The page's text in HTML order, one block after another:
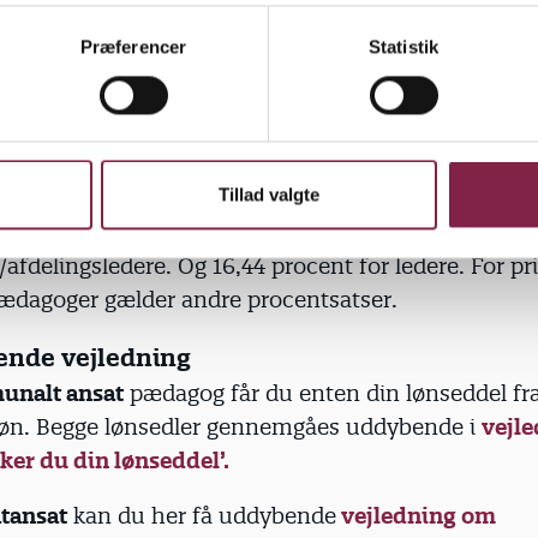
Præferencer Statistik
Tillad valgte
del af din løn op til pension. Arbejdsgiveren
på lønsedlen skal svare til din
og støttepædagoger. 15,01 procent for
forebyggende og dagbehandlende område. 15,42
særlige stillinger. 14,37 procent for stedfortrædere
Og 16,44 procent for ledere. For
gælder andre procentsatser.
vejledning
ansatpædagog får du enten din lønseddel
Begge lønsedler gennemgåes uddybende i
du din lønseddel’.
kan du her få uddybendevejledning om